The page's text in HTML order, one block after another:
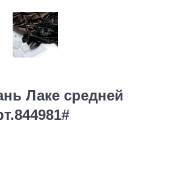
Лаке средней